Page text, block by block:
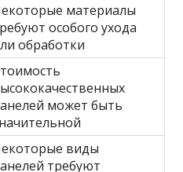
материалы
особого ухода
обработки
может быть
виды
требуют